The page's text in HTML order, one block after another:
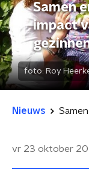
Samen
impact
foto: Roy
Nieuws
vr 23 oktober